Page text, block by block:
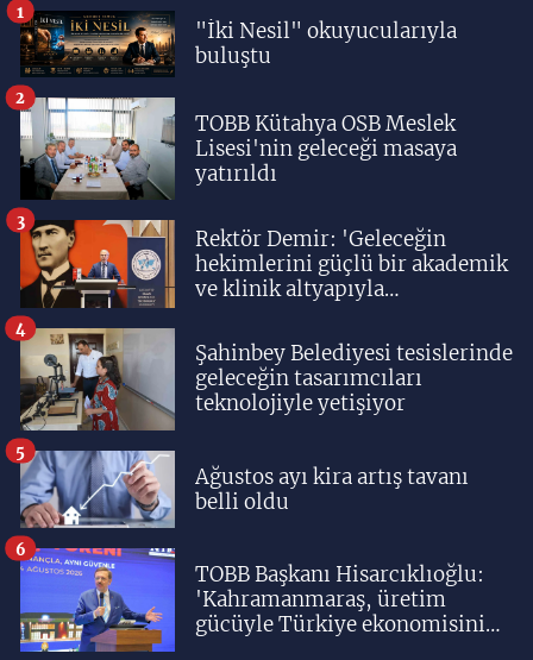
"İki Nesil" okuyucularıyla
buluştu
1
TOBB Kütahya OSB Meslek
Lisesi'nin geleceği masaya
yatırıldı
2
Rektör Demir: 'Geleceğin
hekimlerini güçlü bir akademik
ve klinik altyapıyla
3
Şahinbey Belediyesi tesislerinde
geleceğin tasarımcıları
teknolojiyle yetişiyor
4
Ağustos ayı kira artış tavanı
belli oldu
5
TOBB Başkanı Hisarcıklıoğlu:
'Kahramanmaraş, üretim
gücüyle Türkiye ekonomisinin
6